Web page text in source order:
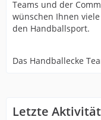
Teams und der
wünschen Ihnen
den Handballsport.
Das Handballecke
Letzte